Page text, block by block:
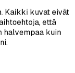
Tinder/Bumble-
Ainoa valitukseni
täydellinen'
luontevalta.